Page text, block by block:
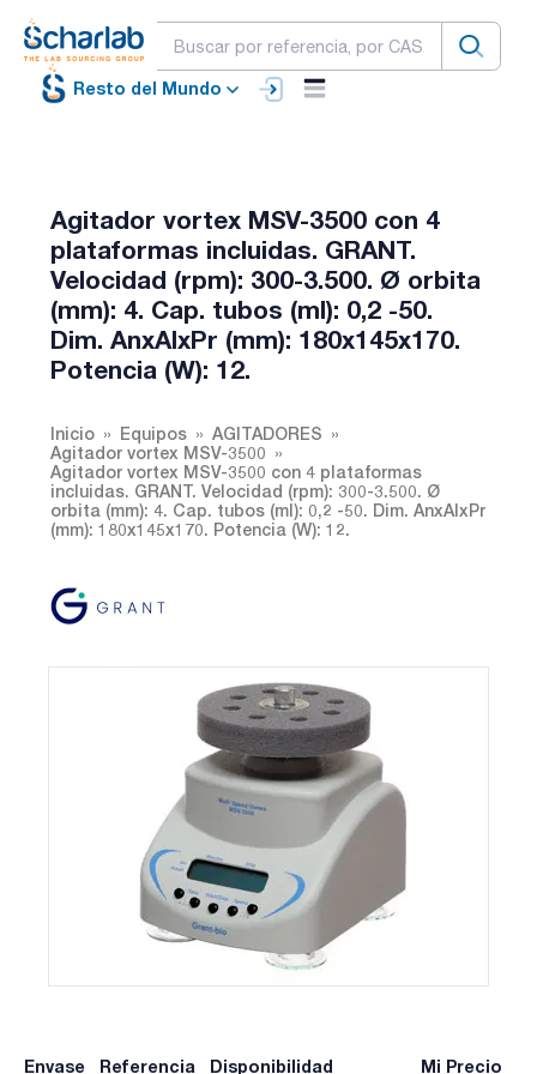
Resto del Mundo
Agitador vortex MSV-3500 con 4
plataformas incluidas. GRANT.
Velocidad (rpm): 300-3.500. Ø orbita
(mm): 4. Cap. tubos (ml): 0,2 -50.
Dim. AnxAlxPr (mm): 180x145x170.
Potencia (W): 12.
Inicio Equipos
AGITADORES
Agitador vortex MSV-3500
Agitador vortex MSV-3500 con 4 plataformas
incluidas. GRANT. Velocidad (rpm): 300-3.500. Ø
orbita (mm): 4. Cap. tubos (ml): 0,2 -50. Dim. AnxAlxPr
(mm): 180x145x170. Potencia (W): 12.
Envase Referencia Disponibilidad Mi Precio